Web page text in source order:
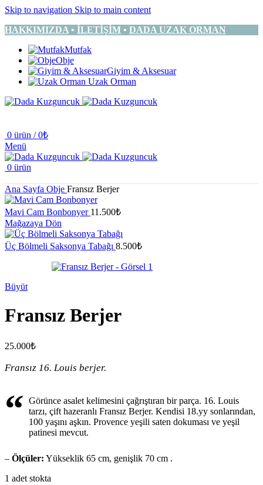
Skip to navigation Skip to main content
HAKKIMIZDA • İLETİŞİM • DADA UZAK ORMAN
Mutfak
Obje
Giyim & Aksesuar
Uzak Orman
0 ürün / 0₺
Menü
0 ürün
Ana Sayfa Obje Fransız Berjer
Mavi Cam Bonbonyer 11.500₺
Mağazaya Dön
Üç Bölmeli Saksonya Tabağı 8.500₺
Büyüt
Fransız Berjer
25.000₺
Fransız 16. Louis berjer.
“ Görünce asalet kelimesini çağrıştıran bir parça. 16. Louis
tarzı, çift hazeranlı Fransız Berjer. Kendisi 18.yy sonlarından,
100 yaşını aşkın. Provence yeşili saten dokuması ve yeşil
patinesi mevcut.
– Ölçüler: Yükseklik 65 cm, genişlik 70 cm .
1 adet stokta